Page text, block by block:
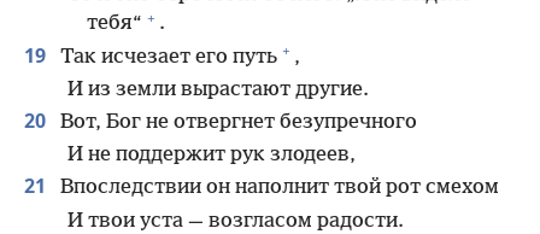
тебя“ + .
19 Так исчезает его путь + ,
И из земли вырастают другие.
20
Вот, Бог не отвергнет безупречного
И не поддержит рук злодеев,
21
Впоследствии он наполнит твой рот смехом
И твои уста — возгласом радости.